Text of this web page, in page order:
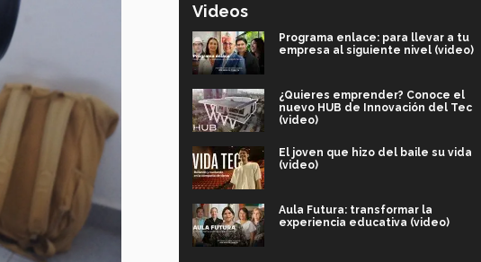
Videos
Programa enlace: para llevar a tu
empresa al siguiente nivel (video)
¿Quieres emprender? Conoce el
nuevo HUB de Innovación del Tec
(video)
El joven que hizo del baile su vida
(video)
Aula Futura: transformar la
experiencia educativa (video)